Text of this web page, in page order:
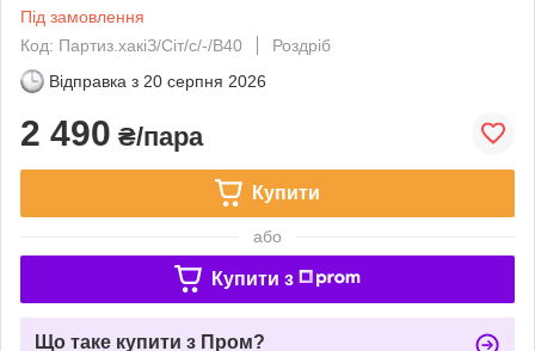
Під замовлення
Код: Партиз.хакіЗ/Сіт/с/-/В40
Роздріб
Відправка з 20 серпня 2026
2 490 ₴/пара
Купити
або
Купити з
Що таке купити з Пром?